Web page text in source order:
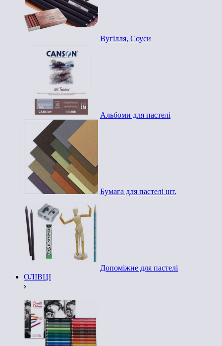
Вугілля, Соуси
Альбоми для пастелі
Бумага для пастелі шт.
Допоміжне для пастелі
ОЛІВЦІ